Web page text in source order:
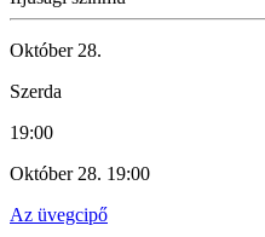
Október 28.
Szerda
19:00
Október 28. 19:00
Az üvegcipő